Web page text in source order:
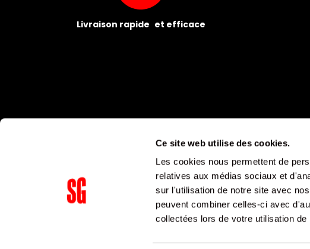
Ce site web utilise des cookies.
Les cookies nous permettent de
relatives aux médias sociaux et
sur l'utilisation de notre site avec
peuvent combiner celles-ci avec
collectées lors de votre utilisation
Livraison rapide et efficace